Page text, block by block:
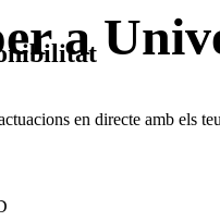
a
en directe amb els